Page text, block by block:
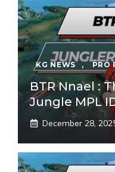
KG NEWS , PRO
BTR Nnael :
Jungle MPL
December 28,